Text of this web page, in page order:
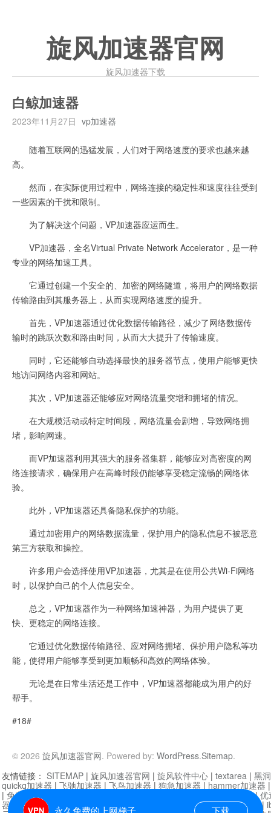
旋风加速器官网
旋风加速器下载
白鲸加速器
2023年11月27日 vp加速器
随着互联网的迅猛发展，人们对于网络速度的要求也越来越
高。
然而，在实际使用过程中，网络连接的稳定性和速度往往受到
一些因素的干扰和限制。
为了解决这个问题，VP加速器应运而生。
VP加速器，全名Virtual Private Network Accelerator，是一种
专业的网络加速工具。
它通过创建一个安全的、加密的网络隧道，将用户的网络数据
传输路由到其服务器上，从而实现网络速度的提升。
首先，VP加速器通过优化数据传输路径，减少了网络数据传
输时的跳跃次数和路由时间，从而大大提升了传输速度。
同时，它还能够自动选择最快的服务器节点，使用户能够更快
地访问网络内容和网站。
其次，VP加速器还能够应对网络流量突增和拥堵的情况。
在大规模活动或特定时间段，网络流量会剧增，导致网络拥
堵，影响网速。
而VP加速器利用其强大的服务器集群，能够应对高密度的网
络连接请求，确保用户在高峰时段仍能够享受稳定流畅的网络体
验。
此外，VP加速器还具备隐私保护的功能。
通过加密用户的网络数据流量，保护用户的隐私信息不被恶意
第三方获取和操控。
许多用户会选择使用VP加速器，尤其是在使用公共Wi-Fi网络
时，以保护自己的个人信息安全。
总之，VP加速器作为一种网络加速神器，为用户提供了更
快、更稳定的网络连接。
它通过优化数据传输路径、应对网络拥堵、保护用户隐私等功
能，使得用户能够享受到更加顺畅和高效的网络体验。
无论是在日常生活还是工作中，VP加速器都能成为用户的好
帮手。
#18#
© 2026 旋风加速器官网. Powered by: WordPress.Sitemap.
永久免费的上网梯子 下载
友情链接： SITEMAP | 旋风加速器官网 | 旋风软件中心 | textarea | 黑
quickq加速器 | 飞驰加速器 | 飞鸟加速器 | 狗急加速器 | hammer加速器
| 免费vqn加速外网 迷雾通|优
器| 快柠檬加速器 |黑洞加速 |falemon 快橙加速器|anycast加速器 |